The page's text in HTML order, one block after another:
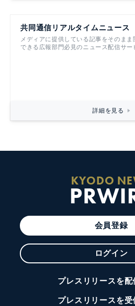
共同通信リアルタイムニュース
メディアに提供している記事をそのまま
できる広報部門必見のニュース配信サー
詳細を見る
KYODO
会員登録
ログイン
プレスリリースを配
プレスリリースを受